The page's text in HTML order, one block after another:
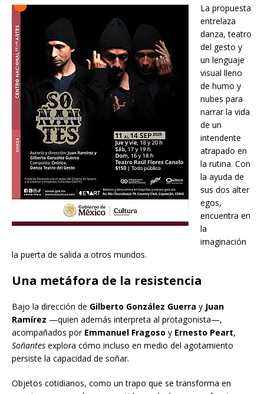
La propuesta
entrelaza
danza, teatro
del gesto y
un lenguaje
visual lleno
de humo y
nubes para
narrar la vida
de un
intendente
atrapado en
la rutina. Con
la ayuda de
sus dos alter
egos,
encuentra en
la
imaginación
la puerta de salida a otros mundos.
Una metáfora de la resistencia
Bajo la dirección de Gilberto González Guerra y Juan
Ramírez —quien además interpreta al protagonista—,
acompañados por Emmanuel Fragoso y Ernesto Peart,
Soñantes explora cómo incluso en medio del agotamiento
persiste la capacidad de soñar.
Objetos cotidianos, como un trapo que se transforma en